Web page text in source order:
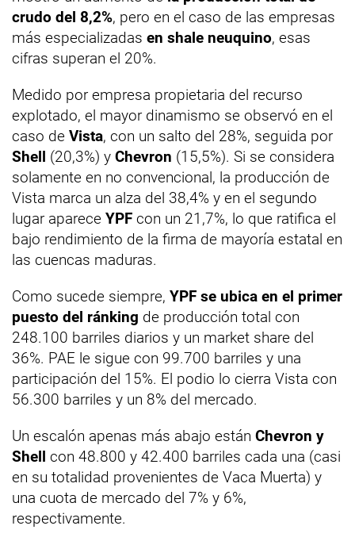
crudo del 8,2%, pero en el caso de las empresas
más especializadas en shale neuquino, esas
cifras superan el 20%.
Medido por empresa propietaria del recurso
explotado, el mayor dinamismo se observó en el
caso de Vista, con un salto del 28%, seguida por
Shell (20,3%) y Chevron (15,5%). Si se considera
solamente en no convencional, la producción de
Vista marca un alza del 38,4% y en el segundo
lugar aparece YPF con un 21,7%, lo que ratifica el
bajo rendimiento de la firma de mayoría estatal en
las cuencas maduras.
Como sucede siempre, YPF se ubica en el primer
puesto del ránking de producción total con
248.100 barriles diarios y un market share del
36%. PAE le sigue con 99.700 barriles y una
participación del 15%. El podio lo cierra Vista con
56.300 barriles y un 8% del mercado.
Un escalón apenas más abajo están Chevron y
Shell con 48.800 y 42.400 barriles cada una (casi
en su totalidad provenientes de Vaca Muerta) y
una cuota de mercado del 7% y 6%,
respectivamente.